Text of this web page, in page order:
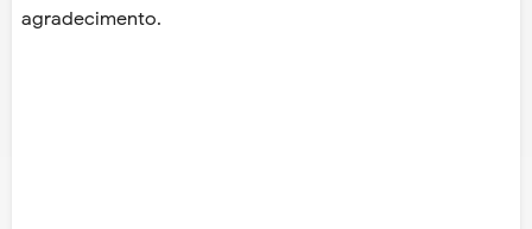
agradecimento.